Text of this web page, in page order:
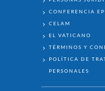
CONFERENCIA
CELAM
EL VATICANO
TÉRMINOS Y
POLÍTICA DE
PERSONALES